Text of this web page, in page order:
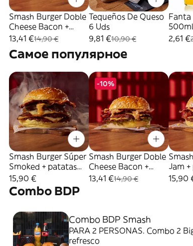
Smash Burger Doble
Cheese Bacon +
patatas fritas
13,41 €14,90 €
Tequeños De Queso
6 Uds
9,81 €10,90 €
Fanta
2,61 €
Самое популярное
Smash Burger Súper
Smoked + patatas
fritas
15,90 €
-10%
Smash Burger Doble
Cheese Bacon +
patatas fritas
13,41 €14,90 €
Jam
15,90
Combo BDP
Combo BDP Smash
PARA 2 PERSONAS. Combo 2
refresco